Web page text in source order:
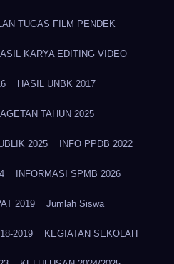
TUGAS FILM PENDEK
KARYA EDITING VIDEO
HASIL UNBK 2017
TAHUN 2025
2025 INFO PPDB 2022
INFORMASI SPMB 2026
2019 Jumlah Siswa
2019 KEGIATAN SEKOLAH